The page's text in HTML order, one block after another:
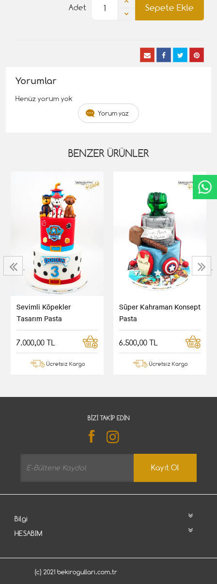
Sepete Ekle
Adet
Yorumlar
Henüz yorum yok
Yorum yaz
BENZER ÜRÜNLER
Sevimli Köpekler
Tasarım Pasta
7.000,00 TL
Ücretsiz Kargo
Süper Kahraman Konsept
Pasta
6.500,00 TL
Ücretsiz Kargo
‹ ›
BIZI TAKIP EDIN
Kayıt Ol
Bilgi
HESABIM
(c) 2021 bekirogullari.com.tr